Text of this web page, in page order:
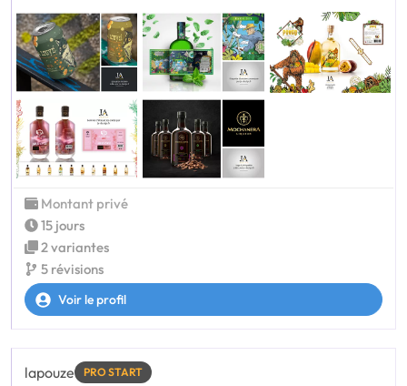
Montant privé
15 jours
2 variantes
5 révisions
Voir le profil
lapouze PRO START